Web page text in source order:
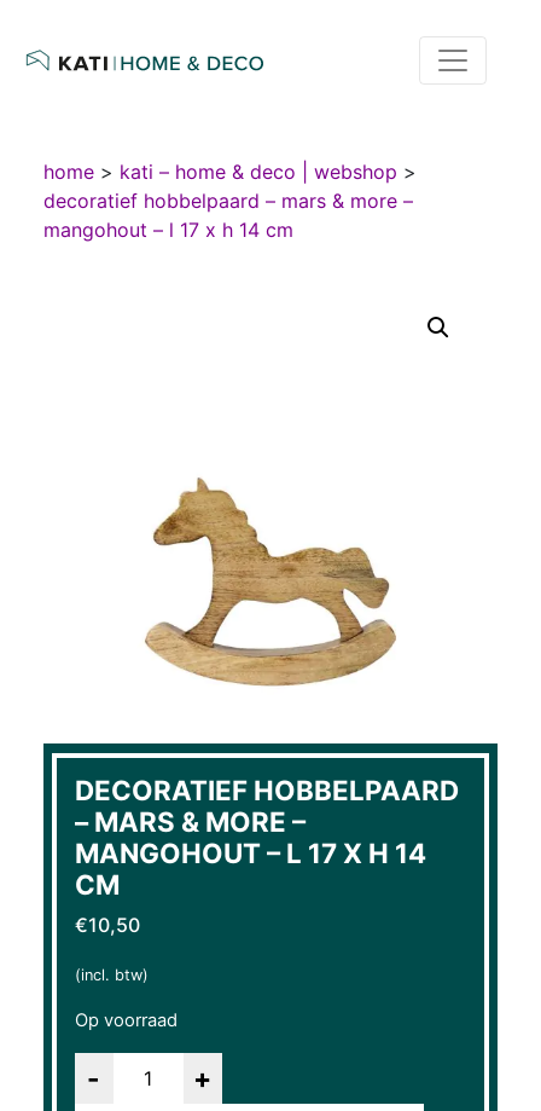
home > kati – home & deco | webshop >
decoratief hobbelpaard – mars & more –
mangohout – l 17 x h 14 cm
DECORATIEF HOBBELPAARD
– MARS & MORE –
MANGOHOUT – L 17 X H 14
CM
€10,50
(incl. btw)
Op voorraad